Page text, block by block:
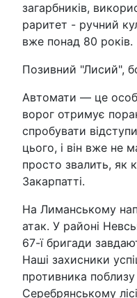
загарбників,
раритет - ручний
вже понад 80 років.
Позивний "Лисий",
Автомати — це
ворог отримує
спробувати
цього, і він вже не
просто звалить, як
Закарпатті.
На Лиманському
атак. У районі
67-ї бригади
Наші захисники
противника поблизу
Серебрянському